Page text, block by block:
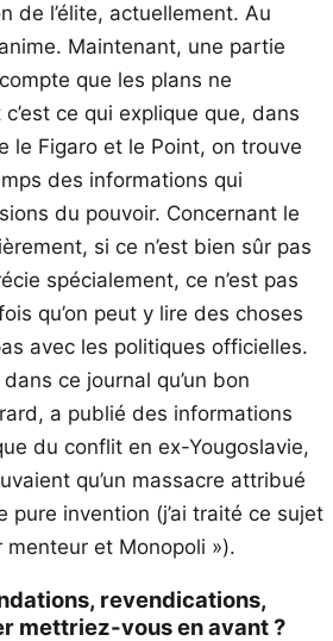
de l’élite, actuellement. Au
Maintenant, une partie
que les plans ne
ce qui explique que, dans
le Figaro et le Point, on trouve
des informations qui
du pouvoir. Concernant le
si ce n’est bien sûr pas
spécialement, ce n’est pas
qu’on peut y lire des choses
avec les politiques officielles.
ce journal qu’un bon
a publié des informations
du conflit en ex-Yougoslavie,
qu’un massacre attribué
pure invention (j’ai traité ce sujet
menteur et Monopoli »).
revendications,
mettriez-vous en avant ?